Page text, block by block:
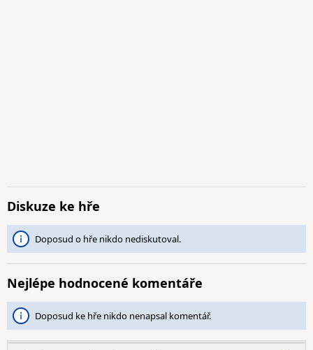
Diskuze ke hře
Doposud o hře nikdo nediskutoval.
Nejlépe hodnocené komentáře
Doposud ke hře nikdo nenapsal komentář.